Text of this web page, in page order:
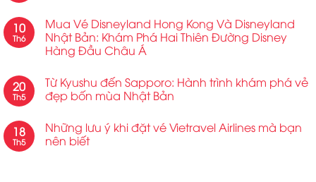
10
Th6
Mua Vé Disneyland Hong Kong Và Disneyland
Nhật Bản: Khám Phá Hai Thiên Đường Disney
Hàng Đầu Châu Á
20
Th5
Từ Kyushu đến Sapporo: Hành trình khám phá vẻ
đẹp bốn mùa Nhật Bản
18
Th5
Những lưu ý khi đặt vé Vietravel Airlines mà bạn
nên biết